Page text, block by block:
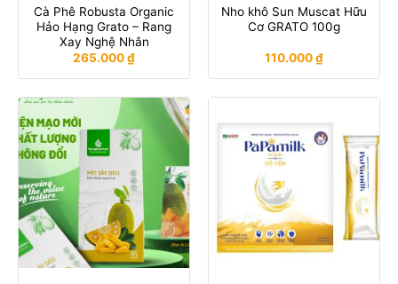
Cà Phê Robusta Organic
Hảo Hạng Grato – Rang
Xay Nghệ Nhân
265.000₫
Nho khô Sun Muscat Hữu
Cơ GRATO 100g
110.000₫